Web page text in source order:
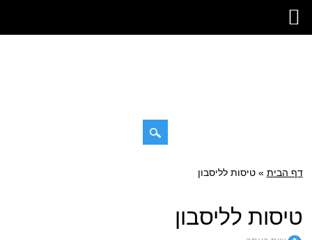
תפריט ראשי
דילוג
דף הבית »טיסות לליסבון
טיסות לליסבון